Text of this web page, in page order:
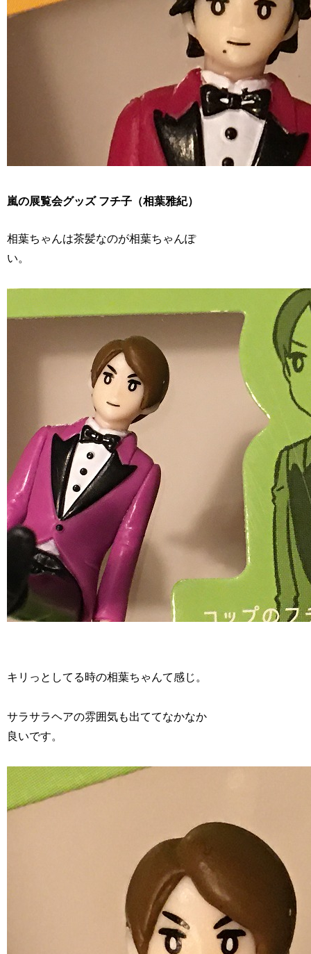
嵐の展覧会グッズ フチ子（相葉雅紀）
相葉ちゃんは茶髪なのが相葉ちゃんぽ
い。
キリっとしてる時の相葉ちゃんて感じ。
サラサラヘアの雰囲気も出ててなかなか
良いです。